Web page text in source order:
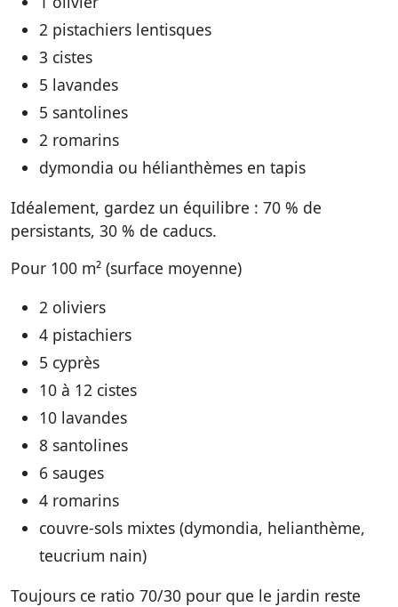
2 pistachiers lentisques
3 cistes
5 lavandes
5 santolines
2 romarins
dymondia ou hélianthèmes en tapis
Idéalement, gardez un équilibre : 70 % de
persistants, 30 % de caducs.
Pour 100 m² (surface moyenne)
2 oliviers
4 pistachiers
5 cyprès
10 à 12 cistes
10 lavandes
8 santolines
6 sauges
4 romarins
couvre-sols mixtes (dymondia, helianthème,
teucrium nain)
Toujours ce ratio 70/30 pour que le jardin reste